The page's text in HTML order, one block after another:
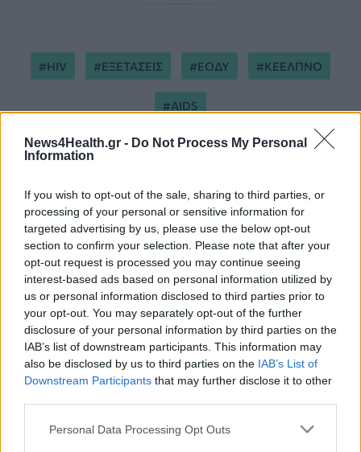
News4Health.gr - Do Not Process My Personal
Information
If you wish to opt-out of the sale, sharing to third parties, or
processing of your personal or sensitive information for
targeted advertising by us, please use the below opt-out
section to confirm your selection. Please note that after your
opt-out request is processed you may continue seeing
interest-based ads based on personal information utilized by
us or personal information disclosed to third parties prior to
your opt-out. You may separately opt-out of the further
disclosure of your personal information by third parties on the
IAB’s list of downstream participants. This information may
also be disclosed by us to third parties on the IAB’s List of
Downstream Participants that may further disclose it to other
Personal Data Processing Opt Outs
HIV ΕΞΕΤΑΣΕΙΣ ΕΟΔΥ ΚΕΕΛΠΝΟ
AIDS
ΠΕΡΙΣΣΟΤΕΡΑ ΣΤΗΝ ΙΔΙΑ ΚΑΤΗΓΟΡΙΑ
Στροφή στα ηλεκτρονικά φαρμακεία
19 Δεκεμβρίου 2019
Τι πιστεύουν οι Έλληνες για τις